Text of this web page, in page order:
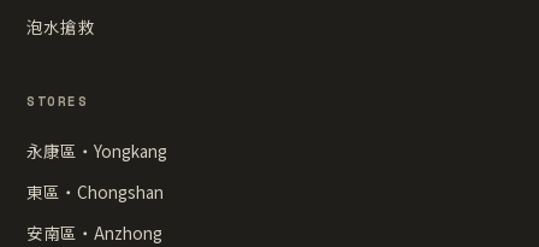
泡水搶救
STORES
永康區・Yongkang
東區・Chongshan
安南區・Anzhong